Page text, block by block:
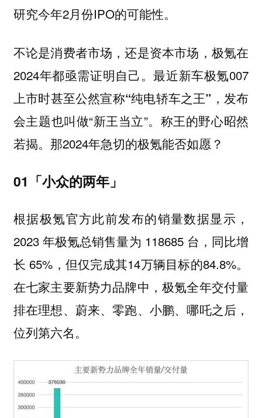
研究今年2月份IPO的可能性。
不论是消费者市场，还是资本市场，极氪在
2024年都亟需证明自己。最近新车极氪007
上市时甚至公然宣称“纯电轿车之王” ，发布
会主题也叫做“新王当立”。 称王的野心昭然
若揭。那2024年急切的极氪能否如愿？
01「小众的两年」
根据极氪官方此前发布的销量数据显示，
2023 年极氪总销售量为 118685 台，同比增
长 65%，但仅完成其14万辆目标的84.8%。
在七家主要新势力品牌中，极氪全年交付量
排在理想、蔚来、零跑、小鹏、哪吒之后，
位列第六名。